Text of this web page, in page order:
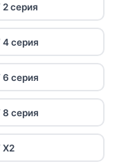
2 серия
4 серия
6 серия
8 серия
X2